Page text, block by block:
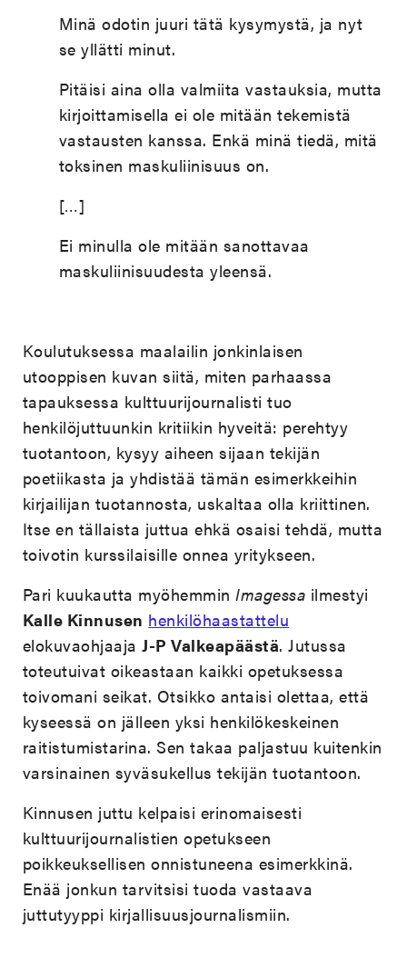
Minä odotin juuri tätä kysymystä, ja nyt
se yllätti minut.
Pitäisi aina olla valmiita vastauksia, mutta
kirjoittamisella ei ole mitään tekemistä
vastausten kanssa. Enkä minä tiedä, mitä
toksinen maskuliinisuus on.
[…]
Ei minulla ole mitään sanottavaa
maskuliinisuudesta yleensä.
Koulutuksessa maalailin jonkinlaisen
utooppisen kuvan siitä, miten parhaassa
tapauksessa kulttuurijournalisti tuo
henkilöjuttuunkin kritiikin hyveitä: perehtyy
tuotantoon, kysyy aiheen sijaan tekijän
poetiikasta ja yhdistää tämän esimerkkeihin
kirjailijan tuotannosta, uskaltaa olla kriittinen.
Itse en tällaista juttua ehkä osaisi tehdä, mutta
toivotin kurssilaisille onnea yritykseen.
Pari kuukautta myöhemminImagessa ilmestyi
Kalle Kinnusen henkilöhaastattelu
elokuvaohjaajaJ-P Valkeapäästä. Jutussa
toteutuivat oikeastaan kaikki opetuksessa
toivomani seikat. Otsikko antaisi olettaa, että
kyseessä on jälleen yksi henkilökeskeinen
raitistumistarina. Sen takaa paljastuu kuitenkin
varsinainen syväsukellus tekijän tuotantoon.
Kinnusen juttu kelpaisi erinomaisesti
kulttuurijournalistien opetukseen
poikkeuksellisen onnistuneena esimerkkinä.
Enää jonkun tarvitsisi tuoda vastaava
juttutyyppi kirjallisuusjournalismiin.